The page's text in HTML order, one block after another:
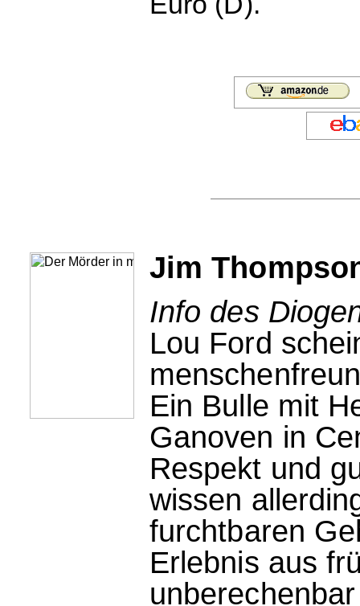
Jim
Info des
Lou Ford
Ein Bulle mit
Ganoven in
Respekt und
wissen
furchtbaren
Erlebnis aus